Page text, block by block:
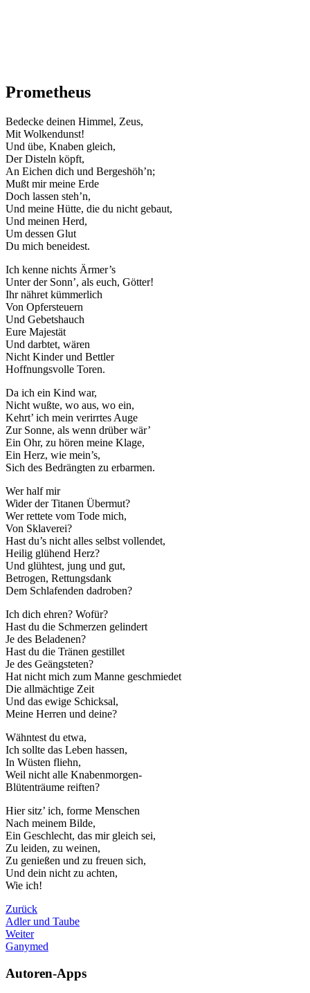
Prometheus
Bedecke deinen Himmel, Zeus,
Mit Wolkendunst!
Und übe, Knaben gleich,
Der Disteln köpft,
An Eichen dich und Bergeshöh’n;
Mußt mir meine Erde
Doch lassen steh’n,
Und meine Hütte, die du nicht gebaut,
Und meinen Herd,
Um dessen Glut
Du mich beneidest.
Ich kenne nichts Ärmer’s
Unter der Sonn’, als euch, Götter!
Ihr nähret kümmerlich
Von Opfersteuern
Und Gebetshauch
Eure Majestät
Und darbtet, wären
Nicht Kinder und Bettler
Hoffnungsvolle Toren.
Da ich ein Kind war,
Nicht wußte, wo aus, wo ein,
Kehrt’ ich mein verirrtes Auge
Zur Sonne, als wenn drüber wär’
Ein Ohr, zu hören meine Klage,
Ein Herz, wie mein’s,
Sich des Bedrängten zu erbarmen.
Wer half mir
Wider der Titanen Übermut?
Wer rettete vom Tode mich,
Von Sklaverei?
Hast du’s nicht alles selbst vollendet,
Heilig glühend Herz?
Und glühtest, jung und gut,
Betrogen, Rettungsdank
Dem Schlafenden dadroben?
Ich dich ehren? Wofür?
Hast du die Schmerzen gelindert
Je des Beladenen?
Hast du die Tränen gestillet
Je des Geängsteten?
Hat nicht mich zum Manne geschmiedet
Die allmächtige Zeit
Und das ewige Schicksal,
Meine Herren und deine?
Wähntest du etwa,
Ich sollte das Leben hassen,
In Wüsten fliehn,
Weil nicht alle Knabenmorgen-
Blütenträume reiften?
Hier sitz’ ich, forme Menschen
Nach meinem Bilde,
Ein Geschlecht, das mir gleich sei,
Zu leiden, zu weinen,
Zu genießen und zu freuen sich,
Und dein nicht zu achten,
Wie ich!
Zurück
Adler und Taube
Weiter
Ganymed
Autoren-Apps